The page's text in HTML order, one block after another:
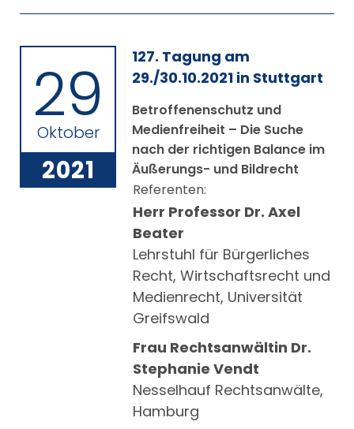
29
Oktober
2021
127. Tagung am
29./30.10.2021 in Stuttgart
Betroffenenschutz und
Medienfreiheit – Die Suche
nach der richtigen Balance im
Äußerungs- und Bildrecht
Referenten:
Herr Professor Dr. Axel
Beater
Lehrstuhl für Bürgerliches
Recht, Wirtschaftsrecht und
Medienrecht, Universität
Greifswald
Frau Rechtsanwältin Dr.
Stephanie Vendt
Nesselhauf Rechtsanwälte,
Hamburg